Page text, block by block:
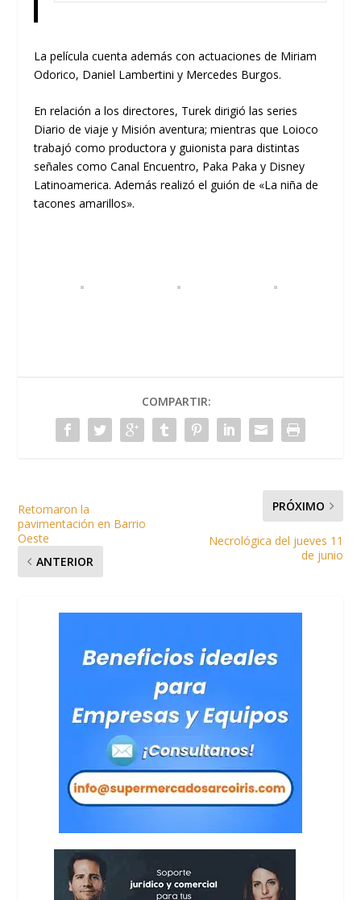
La película cuenta además con actuaciones de Miriam
Odorico, Daniel Lambertini y Mercedes Burgos.
En relación a los directores, Turek dirigió las series
Diario de viaje y Misión aventura; mientras que Loioco
trabajó como productora y guionista para distintas
señales como Canal Encuentro, Paka Paka y Disney
Latinoamerica. Además realizó el guión de «La niña de
tacones amarillos».
COMPARTIR:
Retomaron la
pavimentación en Barrio
Oeste
ANTERIOR
PRÓXIMO
Necrológica del jueves 11
de junio